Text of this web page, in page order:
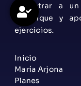
encontrar a
planifique y
ejercicios.
Inicio
María Arjona
Planes